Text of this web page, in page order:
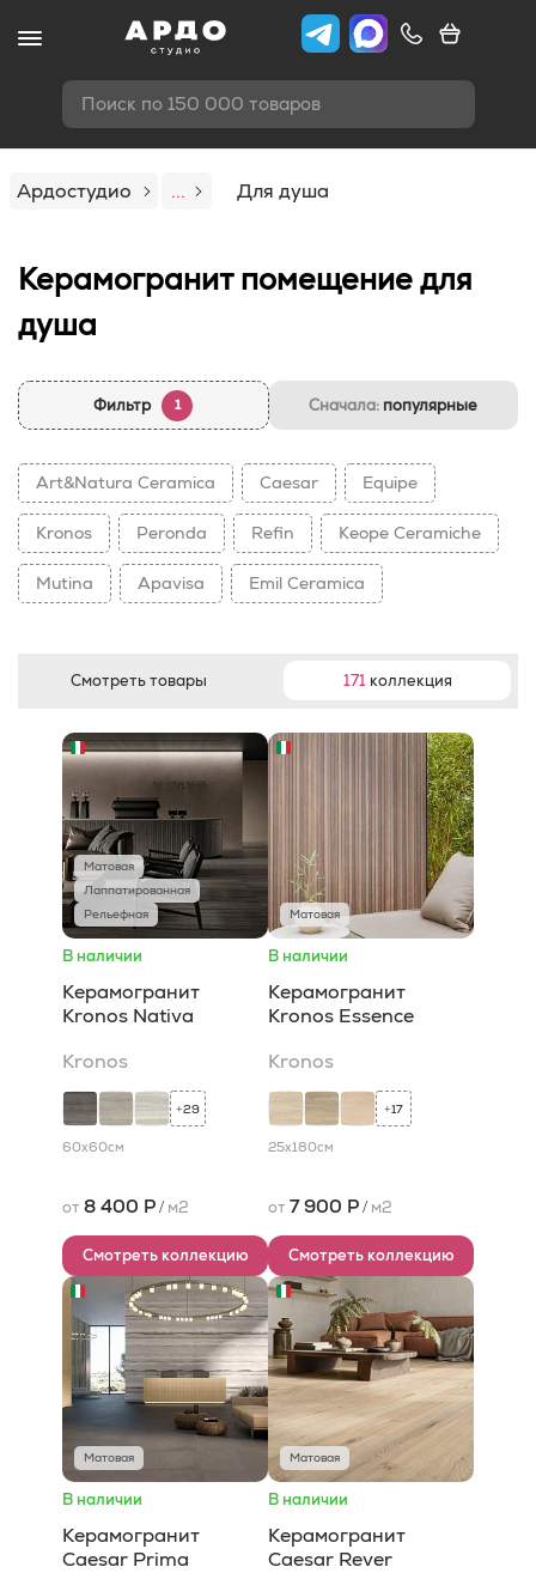
Поиск по 150 000 товаров
Ардостудио ... Для душа
Керамогранит помещение для
душа
Фильтр 1 Сначала: популярные
Art&Natura Ceramica Caesar Equipe
Kronos Peronda Refin Keope Ceramiche
Mutina Apavisa Emil Ceramica
Смотреть товары 171 коллекция
Матовая
Лаппатированная
Рельефная
В наличии
Керамогранит
Kronos Nativa
Kronos
+29
60x60см
от 8 400 Р/ м2
Смотреть коллекцию
Матовая
В наличии
Керамогранит
Kronos Essence
Kronos
+17
25x180см
от 7 900 Р/ м2
Смотреть коллекцию
Матовая
В наличии
Керамогранит
Caesar Prima
Матовая
В наличии
Керамогранит
Caesar Rever